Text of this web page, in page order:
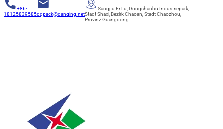
+86-
18125839585dqpack@danqing.net
Sangpu Er Lu, Dongshanhu Industriepark,
Stadt Shaxi, Bezirk Chaoan, Stadt Chaozhou,
Provinz Guangdong